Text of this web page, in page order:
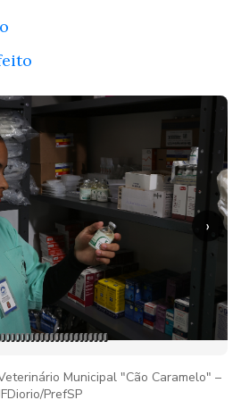
›
Municipal "Cão Caramelo" –
PrefSP